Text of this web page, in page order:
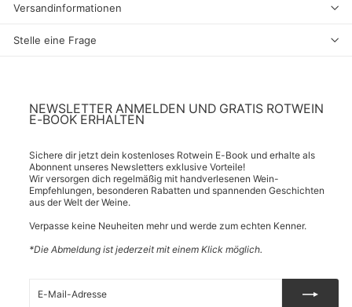
Versandinformationen
Stelle eine Frage
NEWSLETTER ANMELDEN UND GRATIS ROTWEIN
E-BOOK ERHALTEN
Sichere dir jetzt dein kostenloses Rotwein E-Book und erhalte als
Abonnent unseres Newsletters exklusive Vorteile!
Wir versorgen dich regelmäßig mit handverlesenen Wein-
Empfehlungen, besonderen Rabatten und spannenden Geschichten
aus der Welt der Weine.
Verpasse keine Neuheiten mehr und werde zum echten Kenner.
*Die Abmeldung ist jederzeit mit einem Klick möglich.
Mail-